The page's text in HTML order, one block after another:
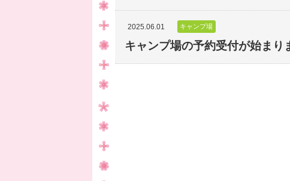
2025.06.01 キャンプ場
キャンプ場の予約受付が始まり